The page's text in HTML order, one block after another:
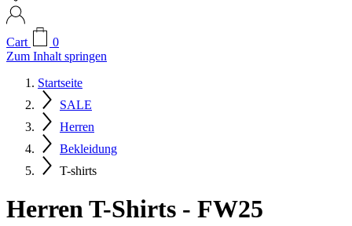
Cart
0
Zum Inhalt springen
Startseite
SALE
Herren
Bekleidung
T-shirts
Herren T-Shirts - FW25